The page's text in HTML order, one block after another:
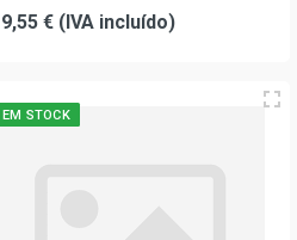
9,55 € (IVA incluído)
EM STOCK